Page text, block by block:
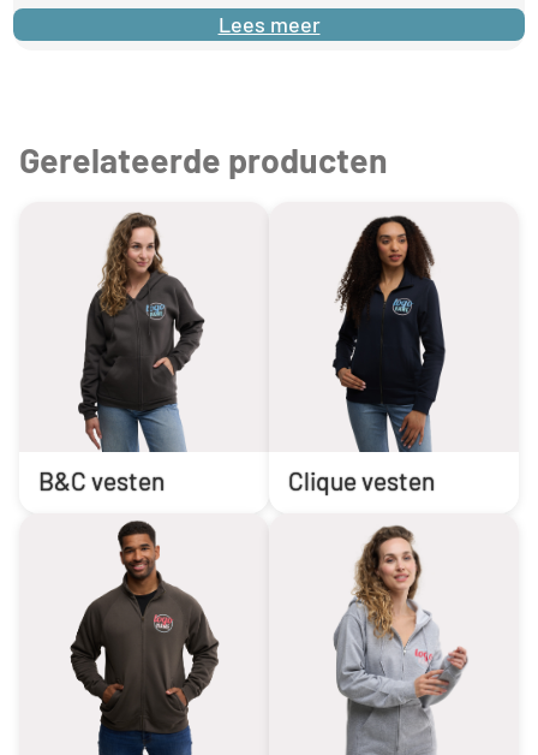
Lees meer
Gerelateerde producten
B&C vesten Clique vesten